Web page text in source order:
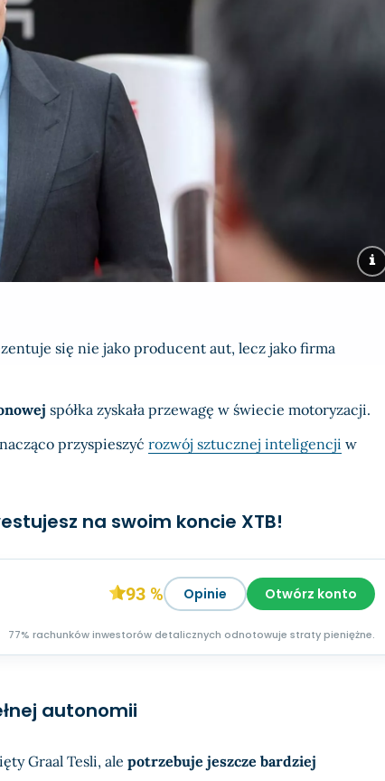
się nie jako producent aut, lecz jako firma
spółka zyskała przewagę w świecie motoryzacji.
przyspieszyć rozwój sztucznej inteligencji w
na swoim koncie XTB!
93 % Opinie Otwórz konto
77% rachunków inwestorów detalicznych odnotowuje straty pieniężne.
autonomii
Graal Tesli, ale potrzebuje jeszcze bardziej